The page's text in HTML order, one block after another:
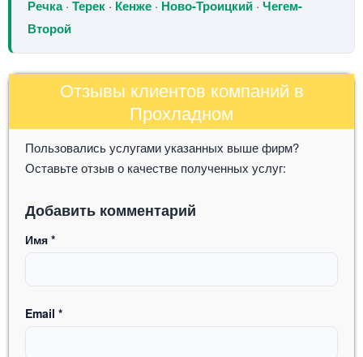
Речка· Терек · Кенже · Ново-Троицкий · Чегем-
Второй
Отзывы клиентов компаний в
Прохладном
Пользовались услугами указанных выше фирм?
Оставьте отзыв о качестве полученных услуг:
Добавить комментарий
Имя *
Email *